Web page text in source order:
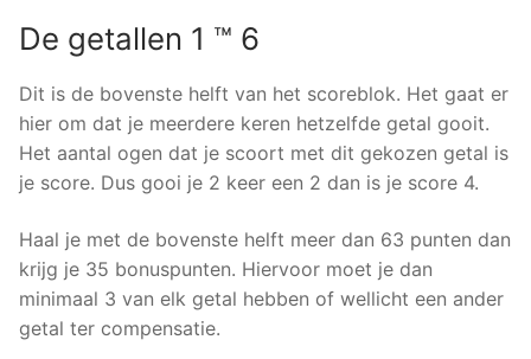
De getallen 1 ™ 6
Dit is de bovenste helft van het scoreblok. Het gaat er
hier om dat je meerdere keren hetzelfde getal gooit.
Het aantal ogen dat je scoort met dit gekozen getal is
je score. Dus gooi je 2 keer een 2 dan is je score 4.
Haal je met de bovenste helft meer dan 63 punten dan
krijg je 35 bonuspunten. Hiervoor moet je dan
minimaal 3 van elk getal hebben of wellicht een ander
getal ter compensatie.